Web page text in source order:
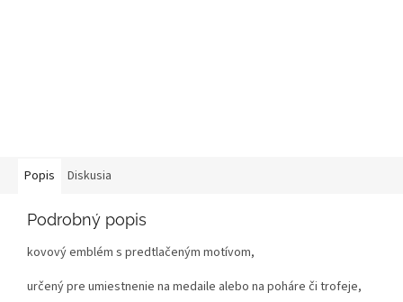
Popis Diskusia
Podrobný popis
kovový emblém s predtlačeným motívom,
určený pre umiestnenie na medaile alebo na poháre či trofeje,